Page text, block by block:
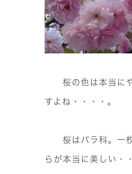
桜の色は本当にや
すよね・・・・。
桜はバラ科。一枚
らが本当に美しい・